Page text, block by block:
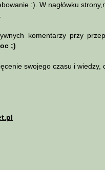
:). W nagłówku
komentarzy przy
;)
swojego czasu i wiedzy,